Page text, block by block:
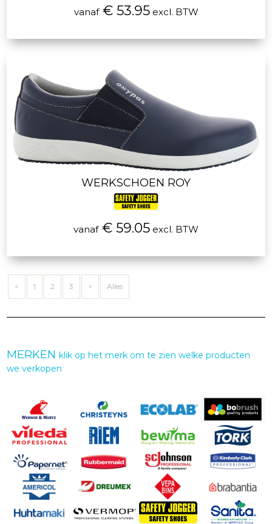
vanaf€ 53.95excl. BTW
WERKSCHOEN ROY
vanaf€ 59.05 excl. BTW
< 1 2 3 > Alles
MERKENklik op het merk om te zien welke producten
we verkopen